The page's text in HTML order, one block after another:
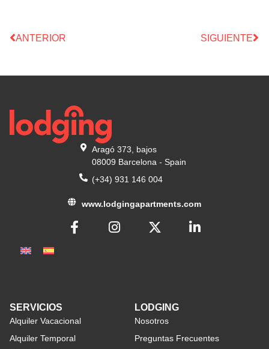
ANTERIOR SIGUIENTE
Aragó 373, bajos
08009 Barcelona - Spain
(+34) 931 146 004
www.lodgingapartments.com
SERVICIOS
Alquiler Vacacional
Alquiler Temporal
LODGING
Nosotros
Preguntas Frecuentes